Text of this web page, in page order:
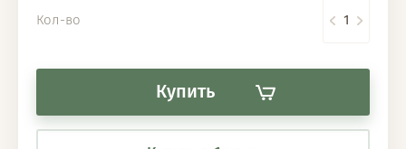
Кол-во
Купить